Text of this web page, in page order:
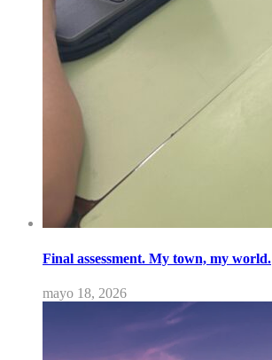
Final assessment. My town, my world.
mayo 18, 2026